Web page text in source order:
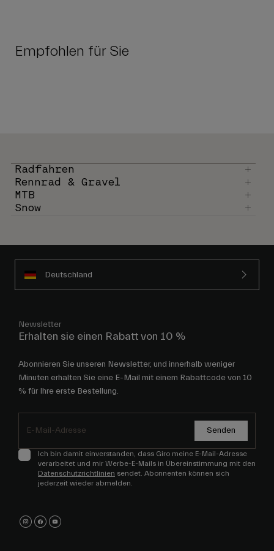
Empfohlen für Sie
Radfahren
Rennrad & Gravel
MTB
Snow
Deutschland
Newsletter
Erhalten sie einen Rabatt von 10 %
Abonnieren Sie unseren Newsletter, und innerhalb weniger
Minuten erhalten Sie eine E-Mail mit einem Rabattcode von 10
% für Ihre erste Bestellung.
Senden
Ich bin damit einverstanden, dass Giro meine E-Mail-Adresse
verarbeitet und mir Werbe-E-Mails in Übereinstimmung mit den
Datenschutzrichtlinien sendet. Abonnenten können sich
jederzeit wieder abmelden.